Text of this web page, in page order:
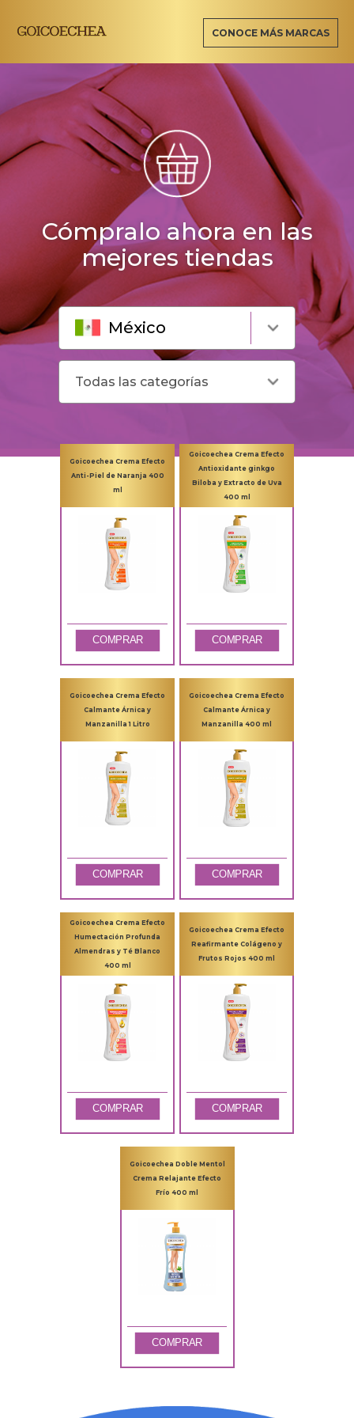
CONOCE MÁS MARCAS
Cómpralo ahora en las
mejores tiendas
México
Todas las categorías
Goicoechea Crema Efecto
Anti-Piel de Naranja 400
ml
COMPRAR
Goicoechea Crema Efecto
Antioxidante ginkgo
Biloba y Extracto de Uva
400 ml
COMPRAR
Goicoechea Crema Efecto
Calmante Árnica y
Manzanilla 1 Litro
COMPRAR
Goicoechea Crema Efecto
Calmante Árnica y
Manzanilla 400 ml
COMPRAR
Goicoechea Crema Efecto
Humectación Profunda
Almendras y Té Blanco
400 ml
COMPRAR
Goicoechea Crema Efecto
Reafirmante Colágeno y
Frutos Rojos 400 ml
COMPRAR
Goicoechea Doble Mentol
Crema Relajante Efecto
Frío 400 ml
COMPRAR